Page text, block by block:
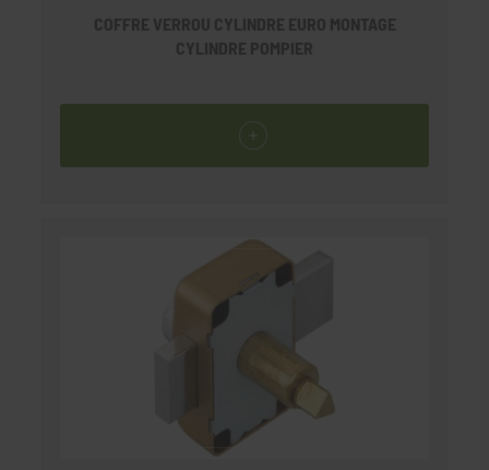
COFFRE VERROU CYLINDRE EURO MONTAGE
CYLINDRE POMPIER